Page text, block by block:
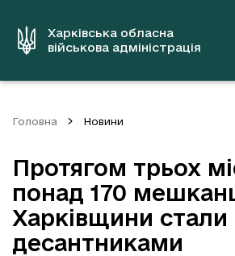
вмістуХарківська обласна
військова адміністрація
Головна Новини
Протягом трьох
понад 170
Харківщини стали
десантниками